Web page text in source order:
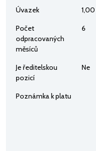
Úvazek 1,00
Počet
odpracovaných
měsíců
6
Je ředitelskou
pozicí
Ne
Poznámka k platu